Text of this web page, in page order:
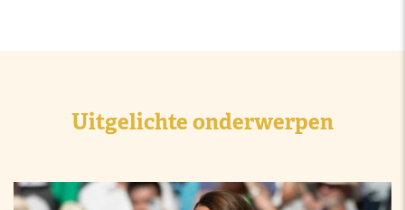
Uitgelichte onderwerpen